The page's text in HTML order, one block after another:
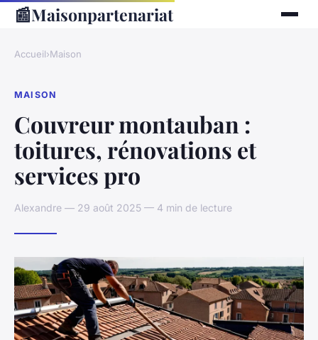
📰Maisonpartenariat
Accueil›Maison
MAISON
Couvreur montauban :
toitures, rénovations et
services pro
Alexandre — 29 août 2025 — 4 min de lecture